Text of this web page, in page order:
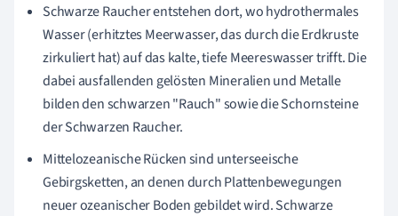
Schwarze Raucher entstehen dort, wo hydrothermales
Wasser (erhitztes Meerwasser, das durch die Erdkruste
zirkuliert hat) auf das kalte, tiefe Meereswasser trifft. Die
dabei ausfallenden gelösten Mineralien und Metalle
bilden den schwarzen "Rauch" sowie die Schornsteine
der Schwarzen Raucher.
Mittelozeanische Rücken sind unterseeische
Gebirgsketten, an denen durch Plattenbewegungen
neuer ozeanischer Boden gebildet wird. Schwarze